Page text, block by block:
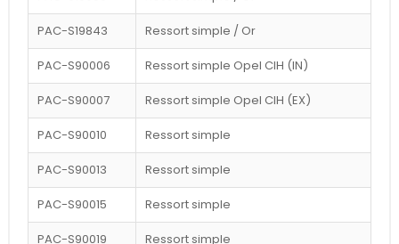
PAC-S19843 Ressort simple / Or
PAC-S90006 Ressort simple Opel CIH (IN)
PAC-S90007 Ressort simple Opel CIH (EX)
PAC-S90010 Ressort simple
PAC-S90013 Ressort simple
PAC-S90015 Ressort simple
PAC-S90019 Ressort simple